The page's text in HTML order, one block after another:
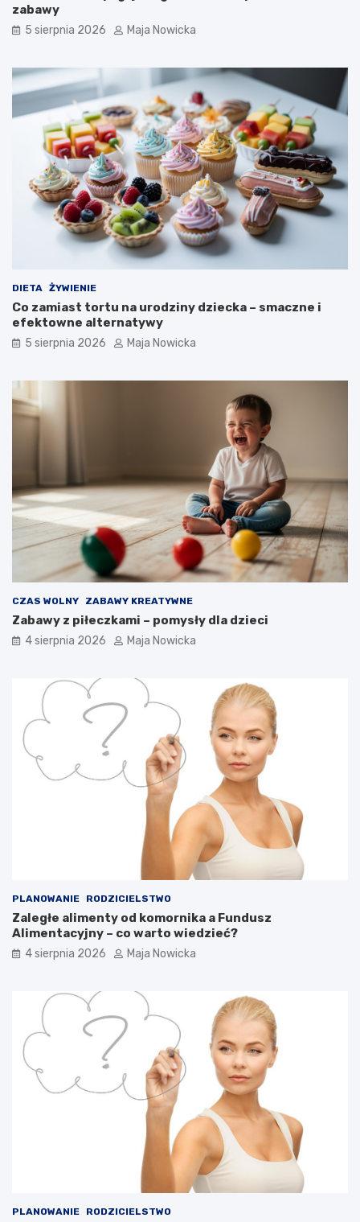
zabawy
5 sierpnia 2026 Maja Nowicka
DIETA ŻYWIENIE
Co zamiast tortu na urodziny dziecka – smaczne i
efektowne alternatywy
5 sierpnia 2026 Maja Nowicka
CZAS WOLNY ZABAWY KREATYWNE
Zabawy z piłeczkami – pomysły dla dzieci
4 sierpnia 2026 Maja Nowicka
PLANOWANIE RODZICIELSTWO
Zaległe alimenty od komornika a Fundusz
Alimentacyjny – co warto wiedzieć?
4 sierpnia 2026 Maja Nowicka
PLANOWANIE RODZICIELSTWO